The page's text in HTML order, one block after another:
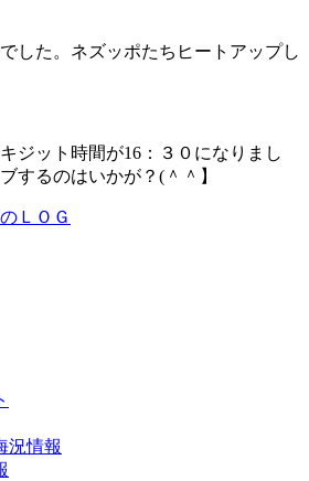
した。ネズッポたちヒートアップし
ジット時間が16：３０になりまし
するのはいかが？(＾＾】
情報